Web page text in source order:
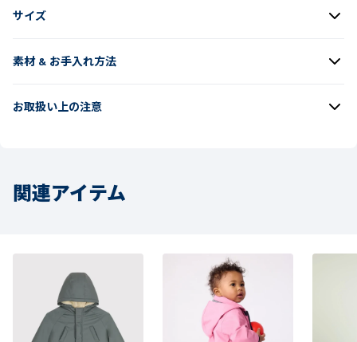
サイズ
素材 & お手入れ方法
お取扱い上の注意
関連アイテム